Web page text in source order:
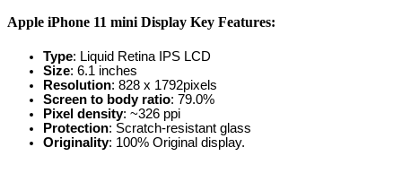
Apple iPhone 11 mini Display Key Features:
Type: Liquid Retina IPS LCD
Size: 6.1 inches
Resolution: 828 x 1792pixels
Screen to body ratio: 79.0%
Pixel density: ~326 ppi
Protection: Scratch-resistant glass
Originality: 100% Original display.